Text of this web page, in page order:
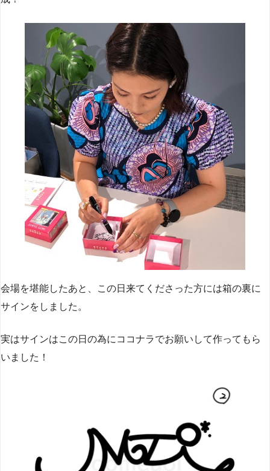
会場を堪能したあと、この日来てくださった方には箱の裏に
サインをしました。
実はサインはこの日の為にココナラでお願いして作ってもら
いました！